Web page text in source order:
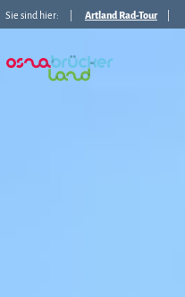
Sie sind hier: Artland Rad-Tour